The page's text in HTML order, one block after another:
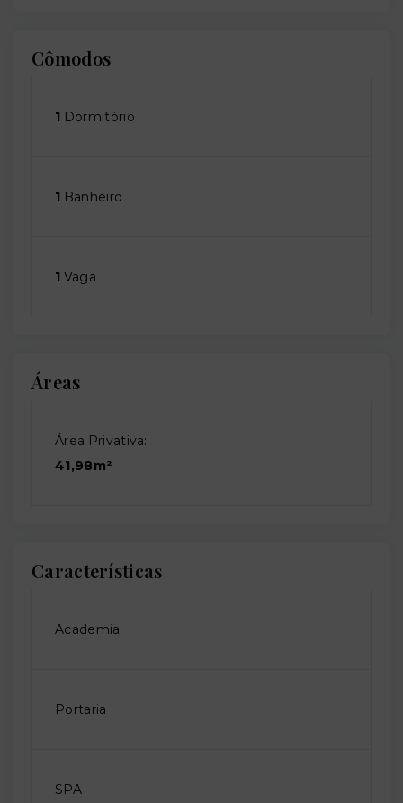
Cômodos
1 Dormitório
1 Banheiro
1 Vaga
Áreas
Área Privativa:
41,98m²
Características
Academia
Portaria
SPA